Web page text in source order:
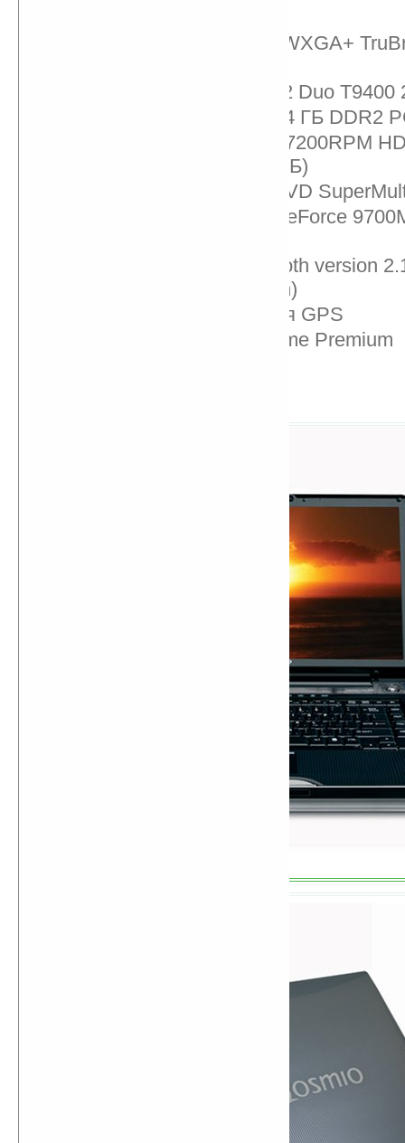
Дисплей: 15,4 дюйма WXGA+
Процессор: Intel Core 2 Duo T9400
Оперативная память: 4 ГБ DDR2
Винчестер: Serial-ATA 7200RPM
(RAID из двух по 160 ГБ)
Оптический привод: DVD
Видеокарта: NVIDIA GeForce
Коммуникации: Bluetooth version
— Atheros (802.11 b/g/n)
Навигация: встроенная GPS
ОС: Windows Vista Home Premium